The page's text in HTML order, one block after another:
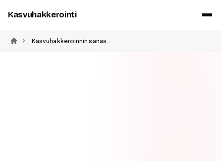
Kasvuhakkerointi
Etusivu
Kasvuhakkeroinnin sanasto – 100+ termiä suomeksi selitettynä